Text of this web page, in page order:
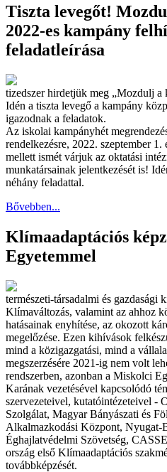
Tiszta levegőt!
2022-es kampány
feladatleírása
tizedszer hirdetjük meg „Mozdulj
Idén a tiszta levegő a kampány
igazodnak a feladatok.
Az iskolai kampányhét
rendelkezésre, 2022. szeptember
mellett ismét várjuk az oktatási
munkatársainak jelentkezését is!
néhány feladattal.
Bővebben...
Klímaadaptációs
Egyetemmel
természeti-társadalmi és gazdasági
Klímaváltozás, valamint az ahhoz
hatásainak enyhítése, az okozott
megelőzése. Ezen kihívások
mind a közigazgatási, mind a
megszerzésére 2021-ig nem volt
rendszerben, azonban a Miskolci
Karának vezetésével kapcsolódó
szervezeteivel, kutatóintézeteivel -
Szolgálat, Magyar Bányászati és
Alkalmazkodási Központ,
Éghajlatvédelmi Szövetség,
ország első Klímaadaptációs
továbbképzését.